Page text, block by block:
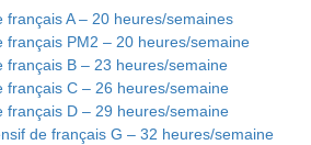
français A – 20 heures/semaines
français PM2 – 20 heures/semaine
français B – 23 heures/semaine
français C – 26 heures/semaine
français D – 29 heures/semaine
de français G – 32 heures/semaine